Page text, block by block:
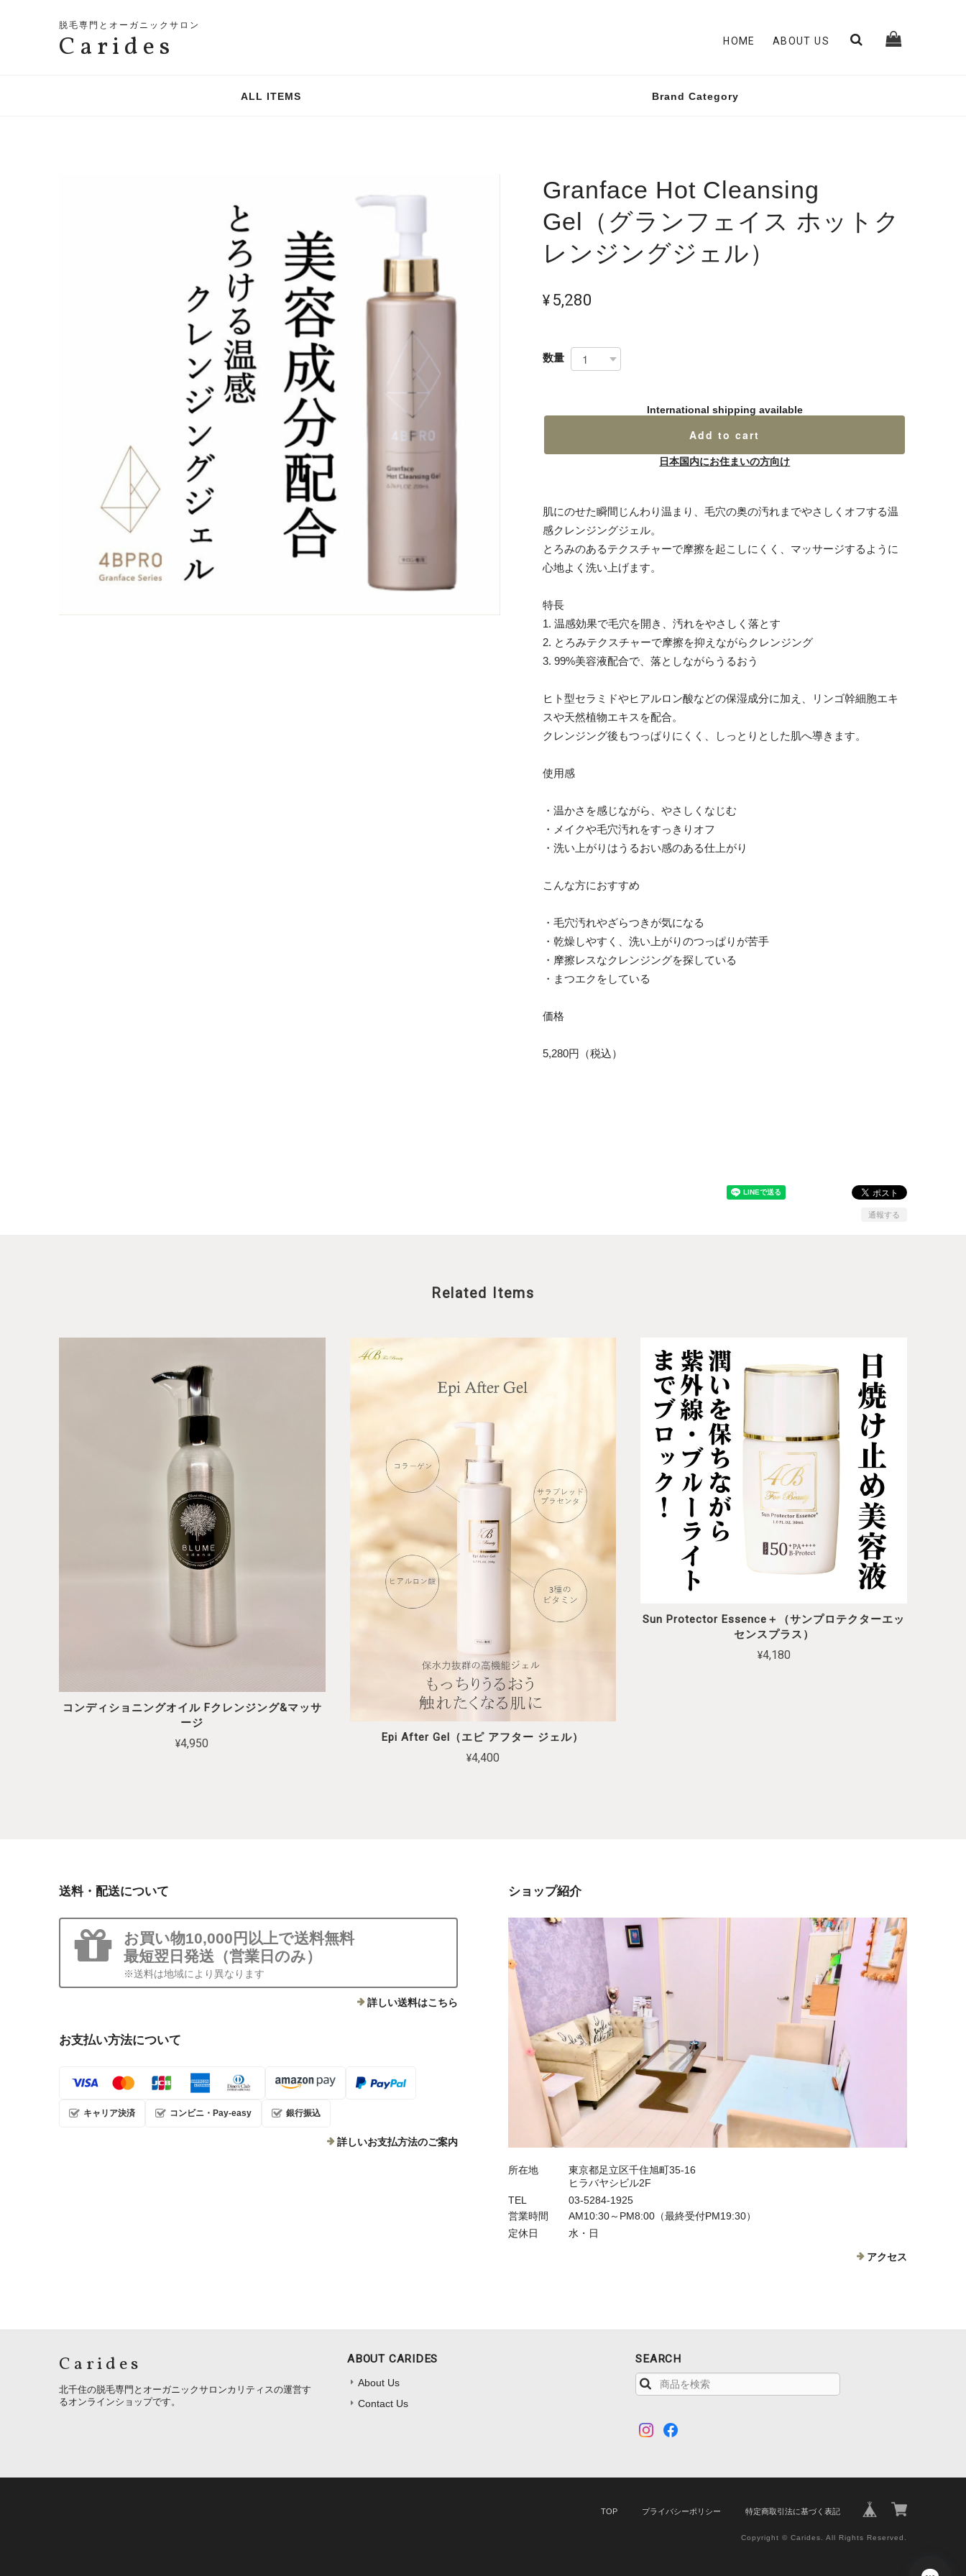
脱毛専門とオーガニックサロン
Carides HOME ABOUT US
ALL ITEMS Brand Category
Granface Hot Cleansing
Gel（グランフェイス ホットク
レンジングジェル）
¥5,280
数量
International shipping available
Add to cart
日本国内にお住まいの方向け
肌にのせた瞬間じんわり温まり、毛穴の奥の汚れまでやさしくオフする温
感クレンジングジェル。
とろみのあるテクスチャーで摩擦を起こしにくく、マッサージするように
心地よく洗い上げます。
特長
1. 温感効果で毛穴を開き、汚れをやさしく落とす
2. とろみテクスチャーで摩擦を抑えながらクレンジング
3. 99%美容液配合で、落としながらうるおう
ヒト型セラミドやヒアルロン酸などの保湿成分に加え、リンゴ幹細胞エキ
スや天然植物エキスを配合。
クレンジング後もつっぱりにくく、しっとりとした肌へ導きます。
使用感
・温かさを感じながら、やさしくなじむ
・メイクや毛穴汚れをすっきりオフ
・洗い上がりはうるおい感のある仕上がり
こんな方におすすめ
・毛穴汚れやざらつきが気になる
・乾燥しやすく、洗い上がりのつっぱりが苦手
・摩擦レスなクレンジングを探している
・まつエクをしている
価格
5,280円（税込）
通報する
Related Items
コンディショニングオイル Fクレンジング&マッサ
ージ
¥4,950 Epi After Gel（エピ アフター ジェル）
¥4,400
Sun Protector Essence＋（サンプロテクターエッ
センスプラス）
¥4,180
送料・配送について
お買い物10,000円以上で送料無料
最短翌日発送（営業日のみ）
※送料は地域により異なります
詳しい送料はこちら
お支払い方法について
キャリア決済 コンビニ・Pay-easy 銀行振込
詳しいお支払方法のご案内
ショップ紹介
所在地
東京都足立区千住旭町35-16
ヒラバヤシビル2F
TEL
03-5284-1925
営業時間
AM10:30～PM8:00（最終受付PM19:30）
定休日
水・日
アクセス
Carides
北千住の脱毛専門とオーガニックサロンカリティスの運営す
るオンラインショップです。
ABOUT CARIDES
About Us
Contact Us
SEARCH
TOP プライバシーポリシー 特定商取引法に基づく表記
Copyright © Carides. All Rights Reserved.